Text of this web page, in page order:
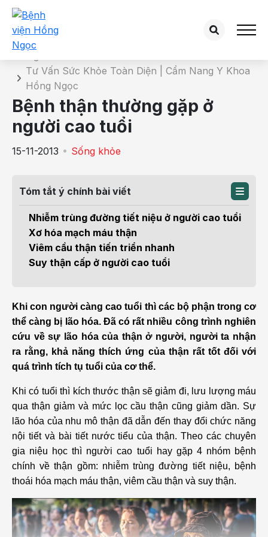
Chi tiết bài tư vấn
Tư Vấn Sức Khỏe Toàn Diện | Cẩm Nang Y Khoa
Hồng Ngọc
Bệnh thận thường gặp ở
người cao tuổi
15-11-2013 Sống khỏe
Tóm tắt ý chính bài viết
Nhiễm trùng đường tiết niệu ở người cao tuổi
Xơ hóa mạch máu thận
Viêm cầu thận tiến triển nhanh
Suy thận cấp ở người cao tuổi
Khi con người càng cao tuổi thì các bộ phận trong cơ
thể càng bị lão hóa. Đã có rất nhiều công trình nghiên
cứu về sự lão hóa của thận ở người, người ta nhận
ra rằng, khả năng thích ứng của thận rất tốt đối với
quá trình tích tụ tuổi của cơ thể.
Khi có tuổi thì kích thước thận sẽ giảm đi, lưu lượng máu
qua thận giảm và mức lọc cầu thận cũng giảm dần. Sự
lão hóa của nhu mô thận đã dẫn đến thay đổi chức năng
nội tiết và bài tiết nước tiểu của thận.Theo các chuyên
gia niệu học thì người cao tuổi hay gặp 4 nhóm bệnh
chính về thận gồm: nhiễm trùng đường tiết niệu, bệnh
thoái hóa mạch máu thận, viêm cầu thận và suy thận.